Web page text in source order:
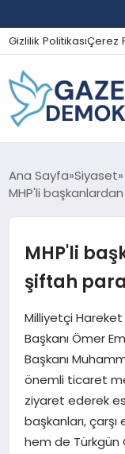
Gizlilik PolitikasıÇerez
GÜNDEM
SPOR
MAGAZIN
SAĞLIK
Ana Sayfa Siyaset
MHP'li
MHP'li
şiftah
Milliyetçi
Başkanı Ömer
Başkanı
önemli ticaret
ziyaret ederek
başkanları,
hem de